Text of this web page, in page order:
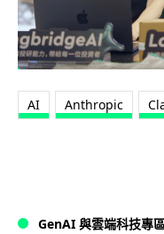
AI Anthropic
GenAI 與雲端科技專